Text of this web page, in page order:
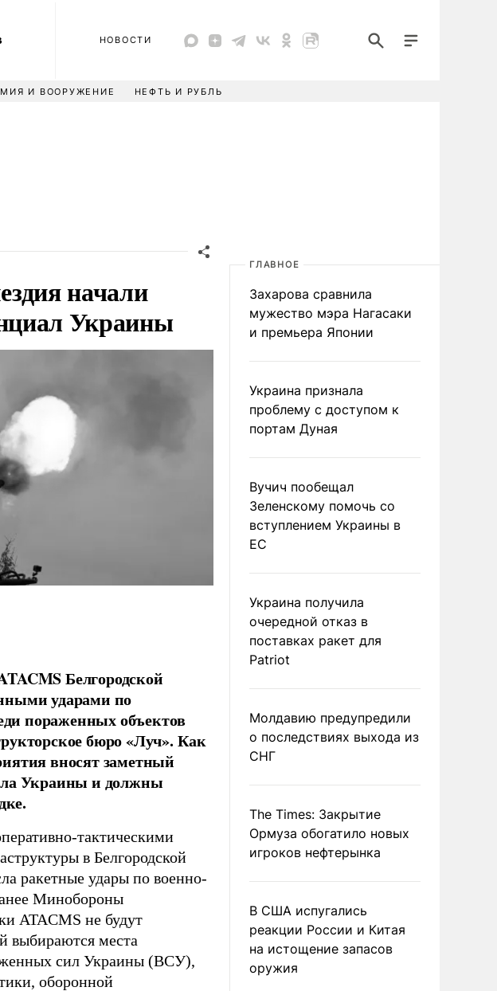
НОВОСТИ
И ВООРУЖЕНИЕ НЕФТЬ И РУБЛЬ
начали
Украины
Белгородской
ударами по
пораженных объектов
бюро «Луч». Как
вносят заметный
Украины и должны
тактическими
в Белгородской
ракетные удары по военно-
Минобороны
ATACMS не будут
выбираются места
сил Украины (ВСУ),
оборонной
ГЛАВНОЕ
Захарова сравнила
мужество мэра Нагасаки
и премьера Японии
Украина признала
проблему с доступом к
портам Дуная
Вучич пообещал
Зеленскому помочь со
вступлением Украины в
ЕС
Украина получила
очередной отказ в
поставках ракет для
Patriot
Молдавию предупредили
о последствиях выхода из
СНГ
The Times: Закрытие
Ормуза обогатило новых
игроков нефтерынка
В США испугались
реакции России и Китая
на истощение запасов
оружия